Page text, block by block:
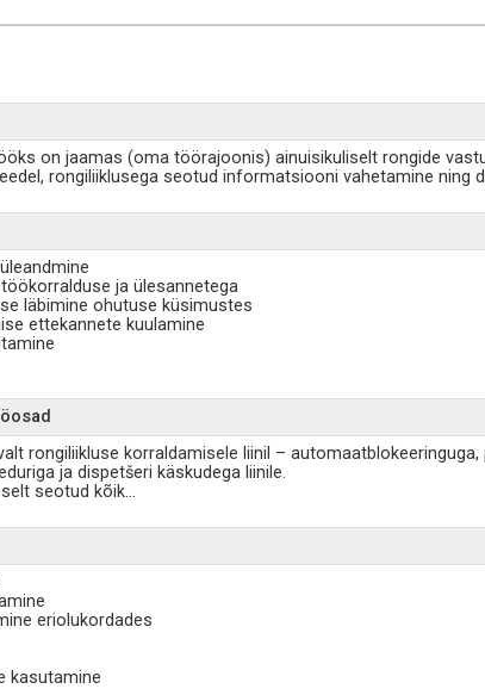
on jaamas (oma töörajoonis) ainuisikuliselt rongide
rongiliiklusega seotud informatsiooni vahetamine ning
ja ülesannetega
läbimine ohutuse küsimustes
ettekannete kuulamine
rongiliikluse korraldamisele liinil –
ja dispetšeri käskudega liinile.
seotud kõik...
eriolukordades
kasutamine